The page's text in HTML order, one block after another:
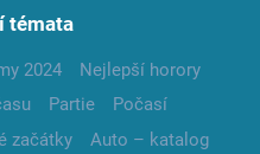
témata
2024
Nejlepší horory
Partie
Počasí
začátky
Auto – katalog